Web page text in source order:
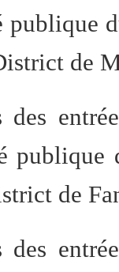
publique
de
de